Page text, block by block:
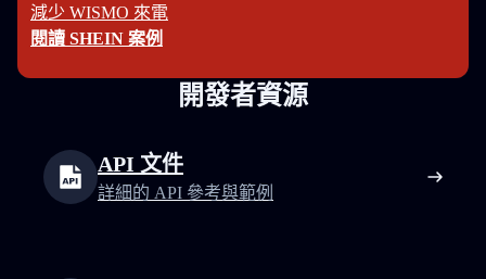
減少 WISMO 來電
閱讀 SHEIN 案例
開發者資源
API 文件
詳細的 API 參考與範例